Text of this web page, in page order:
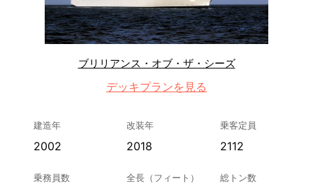
ブリリアンス・オブ・ザ・シーズ
デッキプランを見る
建造年
2002
改装年
2018
乗客定員
2112
乗務員数 全長（フィート） 総トン数